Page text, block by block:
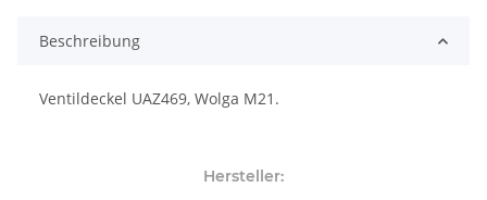
Beschreibung
Ventildeckel UAZ469, Wolga M21.
Hersteller: